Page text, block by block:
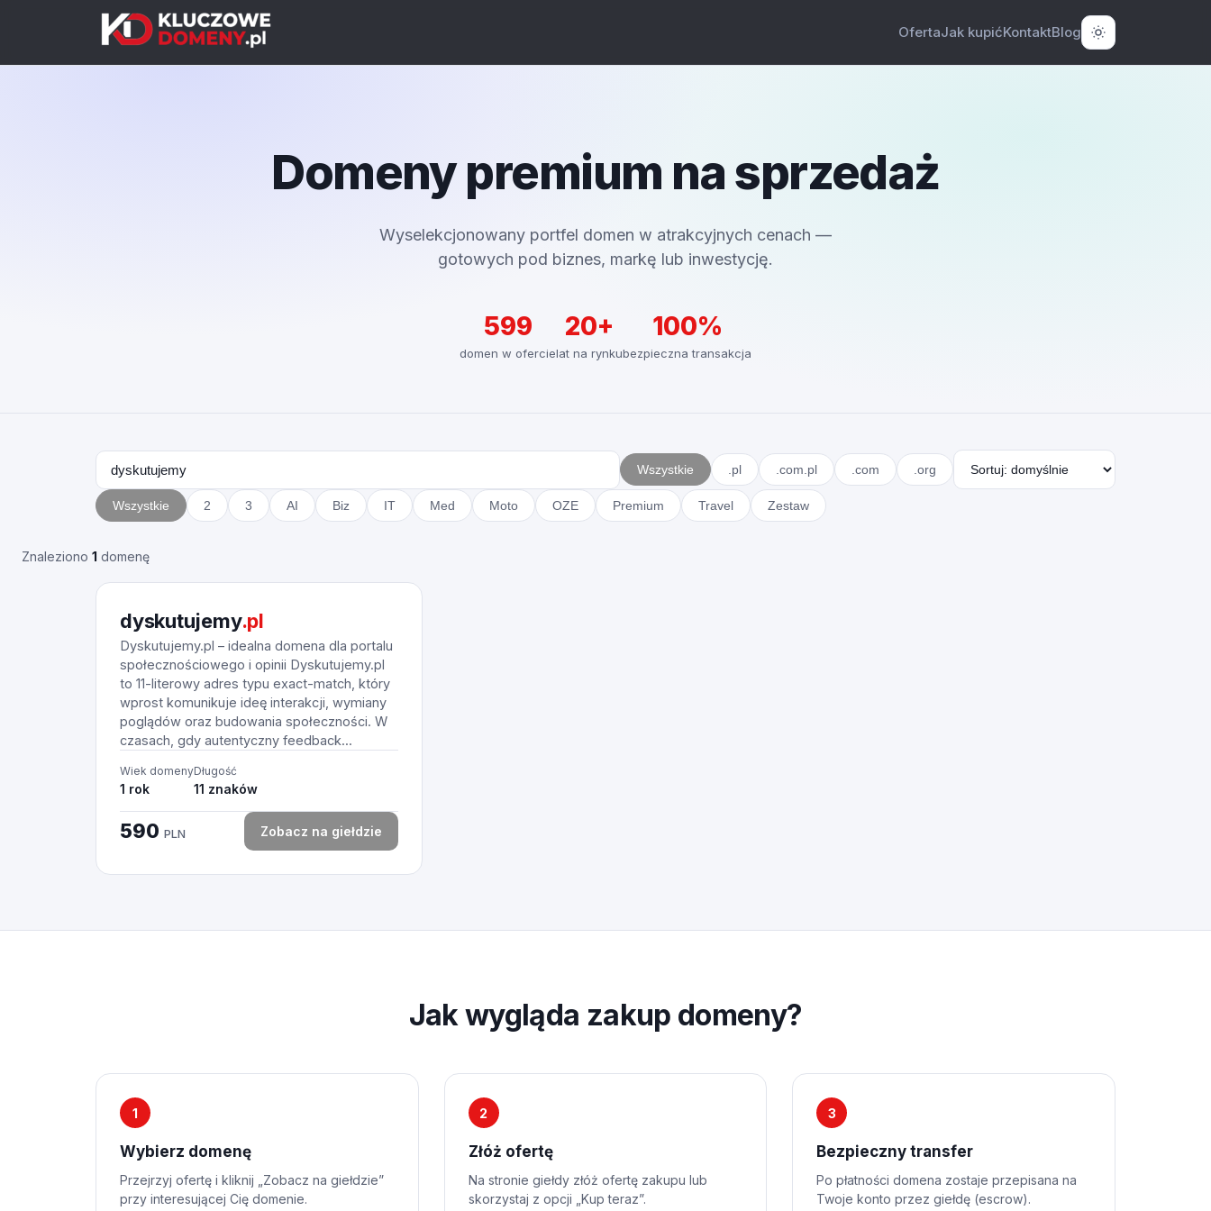
OfertaJak kupićKontaktBlog
Domeny premium na sprzedaż
Wyselekcjonowany portfel domen w atrakcyjnych cenach —
gotowych pod biznes, markę lub inwestycję.
599
domen w ofercie
20+
lat na rynku
100%
bezpieczna transakcja
Wszystkie .pl .com.pl .com .org
Wszystkie 2 3 AI Biz IT Med Moto OZE Premium Travel Zestaw
Znaleziono 1 domenę
dyskutujemy.pl
Dyskutujemy.pl – idealna domena dla portalu
społecznościowego i opinii Dyskutujemy.pl
to 11-literowy adres typu exact-match, który
wprost komunikuje ideę interakcji, wymiany
poglądów oraz budowania społeczności. W
czasach, gdy autentyczny feedback...
Wiek domeny
1 rok
Długość
11 znaków
590 PLN Zobacz na giełdzie
Jak wygląda zakup domeny?
1
Wybierz domenę
Przejrzyj ofertę i kliknij „Zobacz na giełdzie”
przy interesującej Cię domenie.
2
Złóż ofertę
Na stronie giełdy złóż ofertę zakupu lub
skorzystaj z opcji „Kup teraz”.
3
Bezpieczny transfer
Po płatności domena zostaje przepisana na
Twoje konto przez giełdę (escrow).